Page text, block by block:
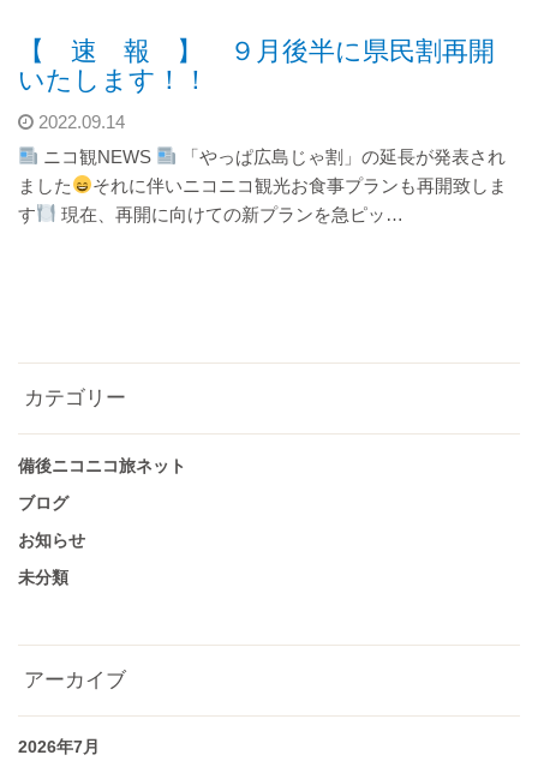
【 速 報 】 ９月後半に県民割再開
いたします！！
2022.09.14
ニコ観NEWS
「やっぱ広島じゃ割」の延長が発表され
ました
それに伴いニコニコ観光お食事プランも再開致しま
す
現在、再開に向けての新プランを急ピッ…
カテゴリー
備後ニコニコ旅ネット
ブログ
お知らせ
未分類
アーカイブ
2026年7月